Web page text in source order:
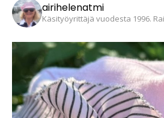
airihelenatmi
Käsityöyrittäjä vuodesta 1996.